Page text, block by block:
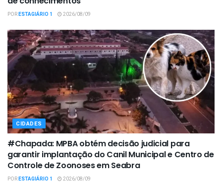
PORESTAGIÁRIO 1 2026/08/09
CIDADES
#Chapada: MPBA obtém decisão judicial para
garantir implantação do Canil Municipal e Centro de
Controle de Zoonoses em Seabra
PORESTAGIÁRIO 1 2026/08/09